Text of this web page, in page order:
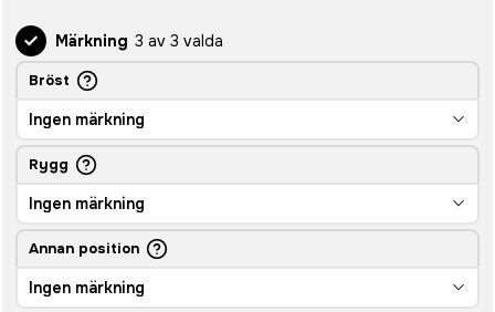
Märkning 3 av 3 valda
Bröst
Ingen märkning
Rygg
Ingen märkning
Annan position
Ingen märkning